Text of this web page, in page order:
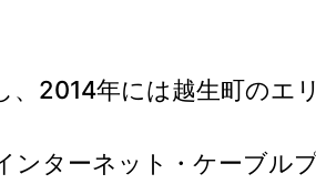
2014年には越生町のエ
ンターネット・ケーブル